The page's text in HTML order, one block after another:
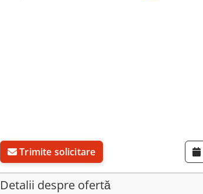
Trimite solicitare
Detalii despre ofertă